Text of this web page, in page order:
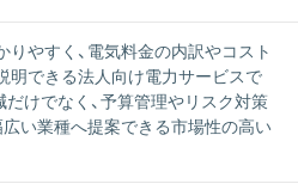
りやすく、電気料金の内訳やコスト
明できる法人向け電力サービスで
だけでなく、予算管理やリスク対策
広い業種へ提案できる市場性の高い